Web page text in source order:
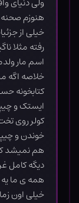
هنوزم
خیلی از
رفته مثلا
اسم مار
خلاصه اگه
کتابخونه
ایستک و
کولر روی
خوندن و
هم نمیشد
دیگه کامل
همه ی ما یه
خیلی اون